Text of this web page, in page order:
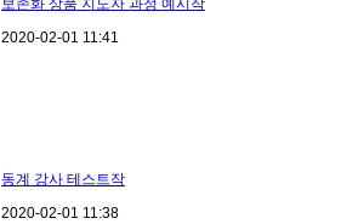
2020-02-01 11:41
동계 강사 테스트작
2020-02-01 11:38